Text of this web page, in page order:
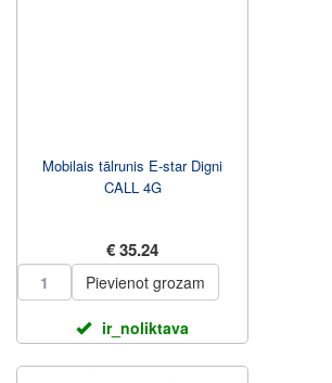
Mobilais tālrunis E-star Digni
CALL 4G
€ 35.24
Pievienot grozam
ir_noliktava